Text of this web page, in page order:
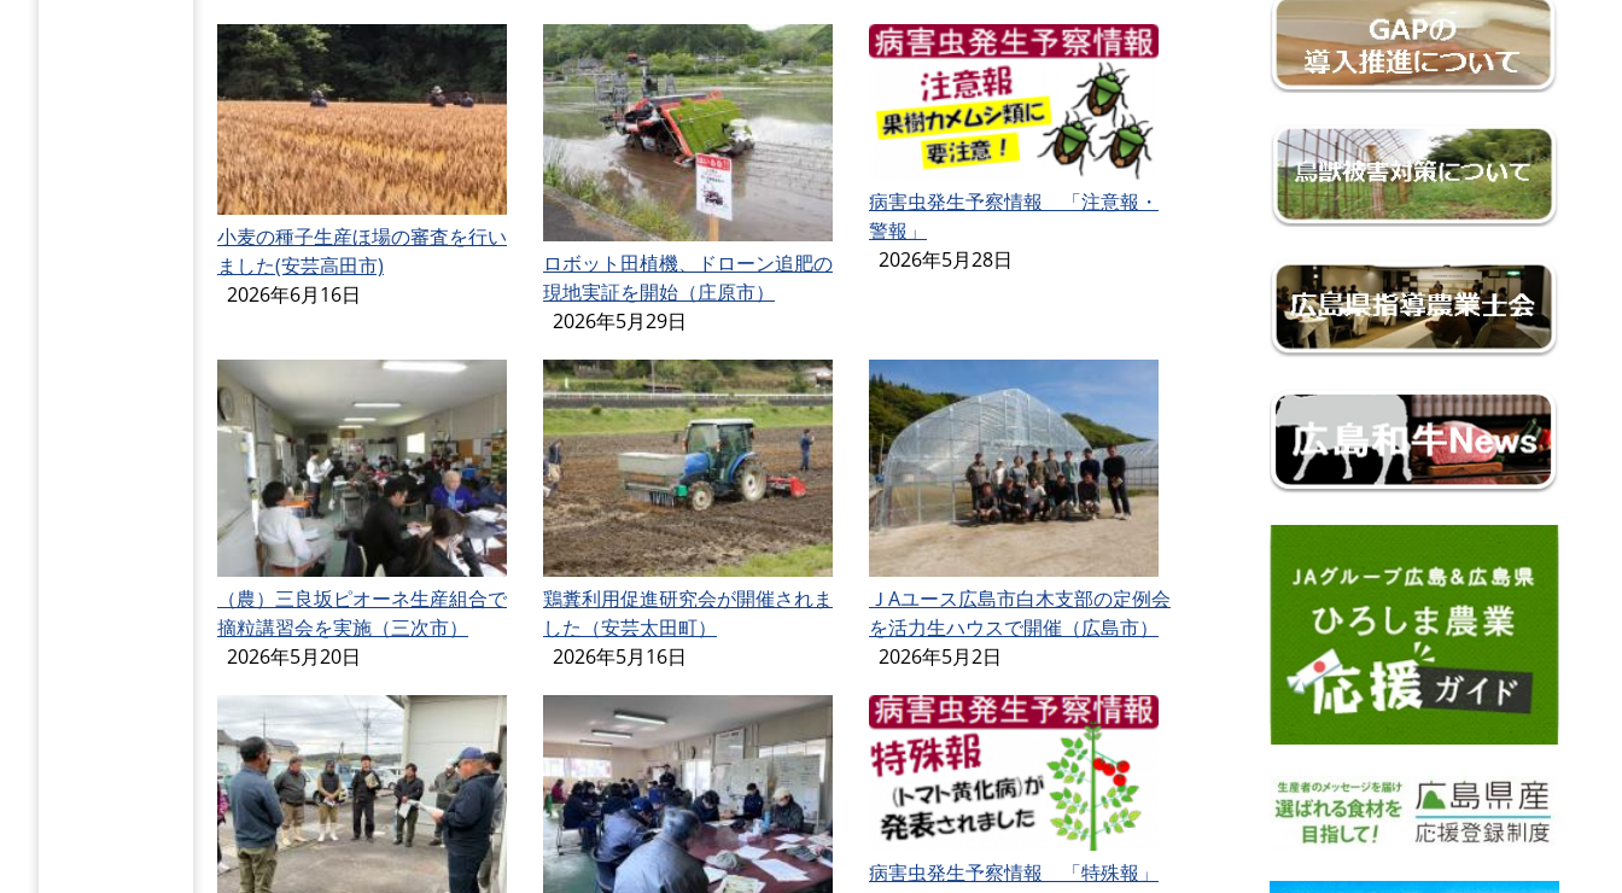
小麦の種子生産ほ場の審査を行い
ました(安芸高田市)
2026年6月16日
ロボット田植機、ドローン追肥の
現地実証を開始（庄原市）
2026年5月29日
病害虫発生予察情報 「注意報・
警報」
2026年5月28日
（農）三良坂ピオーネ生産組合で
摘粒講習会を実施（三次市）
2026年5月20日
鶏糞利用促進研究会が開催されま
した（安芸太田町）
2026年5月16日
ＪAユース広島市白木支部の定例会
を活力生ハウスで開催（広島市）
2026年5月2日
病害虫発生予察情報 「特殊報」